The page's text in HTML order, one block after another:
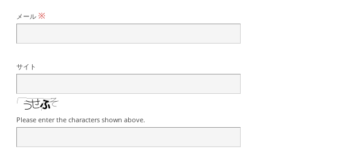
メール ※
サイト
Please enter the characters shown above.